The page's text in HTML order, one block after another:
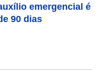
emergencial é
90 dias